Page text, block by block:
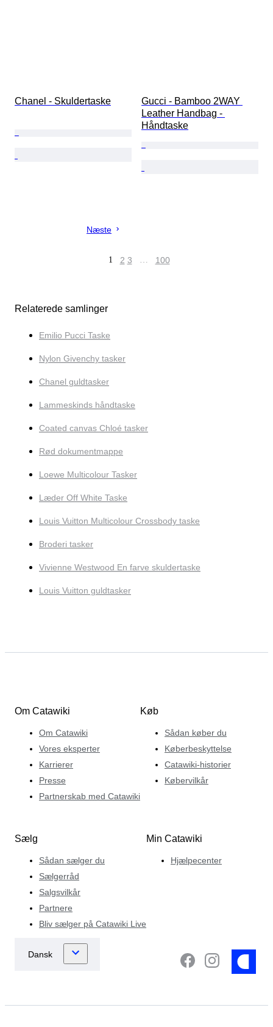
Chanel - Skuldertaske
Gucci - Bamboo 2WAY
Leather Handbag -
Håndtaske
Næste
1 2 3 … 100
Relaterede samlinger
Emilio Pucci Taske
Nylon Givenchy tasker
Chanel guldtasker
Lammeskinds håndtaske
Coated canvas Chloé tasker
Rød dokumentmappe
Loewe Multicolour Tasker
Læder Off White Taske
Louis Vuitton Multicolour Crossbody taske
Broderi tasker
Vivienne Westwood En farve skuldertaske
Louis Vuitton guldtasker
Om Catawiki
Om Catawiki
Vores eksperter
Karrierer
Presse
Partnerskab med Catawiki
Køb
Sådan køber du
Køberbeskyttelse
Catawiki-historier
Købervilkår
Sælg
Sådan sælger du
Sælgerråd
Salgsvilkår
Partnere
Bliv sælger på Catawiki Live
Min Catawiki
Hjælpecenter